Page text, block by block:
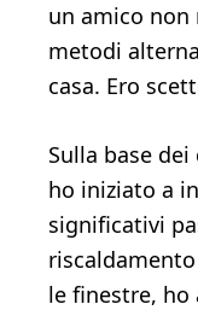
un amico non
metodi
casa. Ero
Sulla base
ho iniziato a
significativi
le finestre, ho